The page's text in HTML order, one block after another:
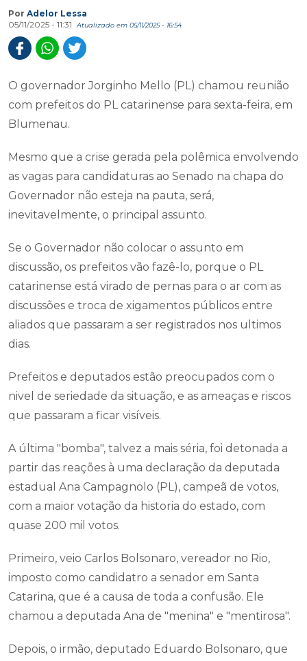
Por Adelor Lessa
05/11/2025 - 11:31
Atualizado em 05/11/2025 - 16:54
O governador Jorginho Mello (PL) chamou reunião
com prefeitos do PL catarinense para sexta-feira, em
Blumenau.
Mesmo que a crise gerada pela polêmica envolvendo
as vagas para candidaturas ao Senado na chapa do
Governador não esteja na pauta, será,
inevitavelmente, o principal assunto.
Se o Governador não colocar o assunto em
discussão, os prefeitos vão fazê-lo, porque o PL
catarinense está virado de pernas para o ar com as
discussões e troca de xigamentos públicos entre
aliados que passaram a ser registrados nos ultimos
dias.
Prefeitos e deputados estão preocupados com o
nivel de seriedade da situação, e as ameaças e riscos
que passaram a ficar visíveis.
A última "bomba", talvez a mais séria, foi detonada a
partir das reações à uma declaração da deputada
estadual Ana Campagnolo (PL), campeã de votos,
com a maior votação da historia do estado, com
quase 200 mil votos.
Primeiro, veio Carlos Bolsonaro, vereador no Rio,
imposto como candidatro a senador em Santa
Catarina, que é a causa de toda a confusão. Ele
chamou a deputada Ana de "menina" e "mentirosa".
Depois, o irmão, deputado Eduardo Bolsonaro, que